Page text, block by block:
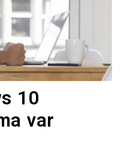
10
var